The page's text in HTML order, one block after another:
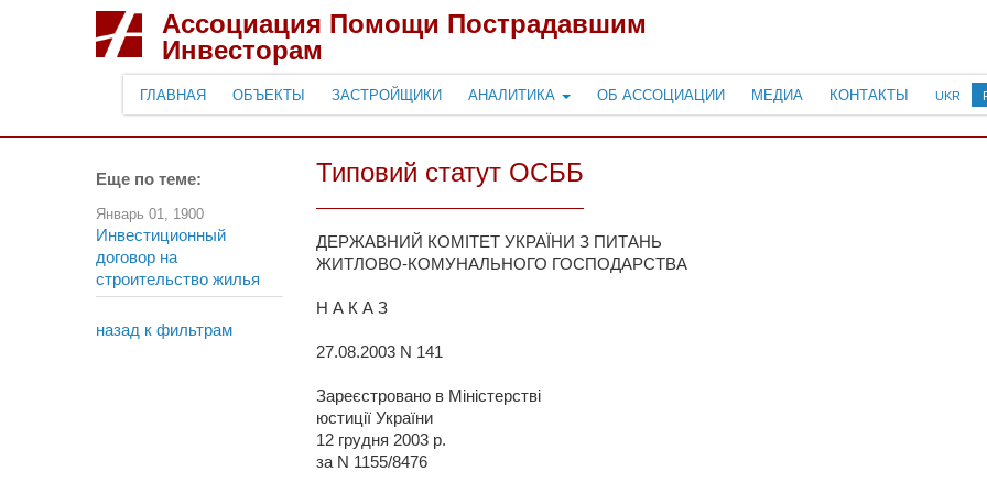
Ассоциация Помощи Пострадавшим
Инвесторам
ГЛАВНАЯ ОБЪЕКТЫ ЗАСТРОЙЩИКИ АНАЛИТИКА ОБ АССОЦИАЦИИ МЕДИА КОНТАКТЫ UKR
Еще по теме:
Январь 01, 1900
Инвестиционный
договор на
строительство жилья
назад к фильтрам
Типовий статут ОСББ
ДЕРЖАВНИЙ КОМІТЕТ УКРАЇНИ З ПИТАНЬ
ЖИТЛОВО-КОМУНАЛЬНОГО ГОСПОДАРСТВА
Н А К А З
27.08.2003 N 141
Зареєстровано в Міністерстві
юстиції України
12 грудня 2003 р.
за N 1155/8476